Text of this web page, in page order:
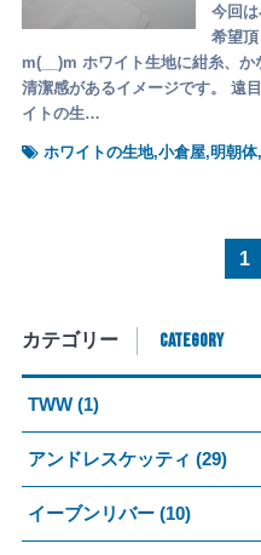
今回
希望
m(__)m ホワイト生地に紺糸、
清潔感があるイメージです。 遠
イトの生…
ホワイトの生地,小倉屋,明朝体
1
カテゴリー CATEGORY
TWW (1)
アンドレスケッティ (29)
イーブンリバー (10)